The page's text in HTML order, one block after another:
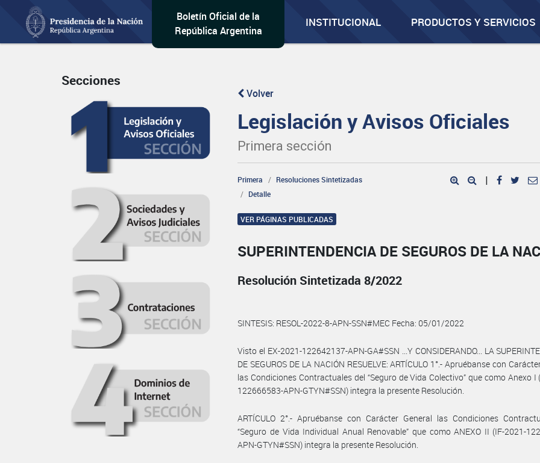
Boletín Oficial de la
República Argentina
INSTITUCIONAL PRODUCTOS Y SERVICIOS
Secciones
Volver
Legislación y Avisos Oficiales
Primera sección
Primera
Resoluciones Sintetizadas
Detalle
|
VER PÁGINAS PUBLICADAS
SUPERINTENDENCIA DE SEGUROS DE LA
Resolución Sintetizada 8/2022
SINTESIS: RESOL-2022-8-APN-SSN#MEC Fecha: 05/01/2022
Visto el EX-2021-122642137-APN-GA#SSN ...Y CONSIDERANDO... LA
DE SEGUROS DE LA NACIÓN RESUELVE: ARTÍCULO 1°.- Apruébanse con
las Condiciones Contractuales del “Seguro de Vida Colectivo” que como Anexo I
122666583-APN-GTYN#SSN) integra la presente Resolución.
ARTÍCULO 2°.- Apruébanse con Carácter General las Condiciones
“Seguro de Vida Individual Anual Renovable” que como ANEXO II (IF-2021-
APN-GTYN#SSN) integra la presente Resolución.